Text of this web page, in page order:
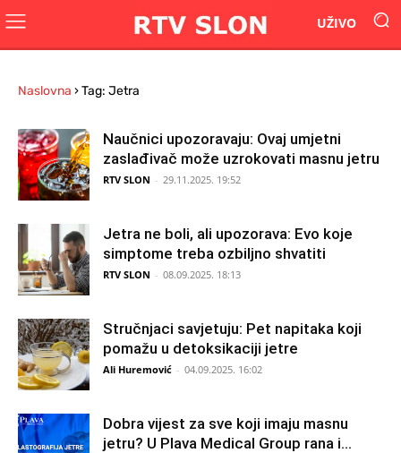
UŽIVO
Naslovna ›Tag: Jetra
Naučnici upozoravaju: Ovaj umjetni
zaslađivač može uzrokovati masnu jetru
RTV SLON - 29.11.2025. 19:52
Jetra ne boli, ali upozorava: Evo koje
simptome treba ozbiljno shvatiti
RTV SLON - 08.09.2025. 18:13
Stručnjaci savjetuju: Pet napitaka koji
pomažu u detoksikaciji jetre
Ali Huremović - 04.09.2025. 16:02
Dobra vijest za sve koji imaju masnu
jetru? U Plava Medical Group rana i...